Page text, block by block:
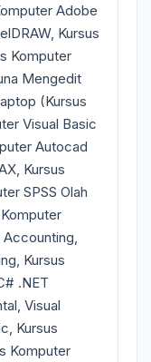
Adobe
Kursus
Komputer
Mengedit
(Kursus
Visual Basic
Autocad
Kursus
SPSS Olah
Kursus
.NET
Visual
Kursus
Komputer